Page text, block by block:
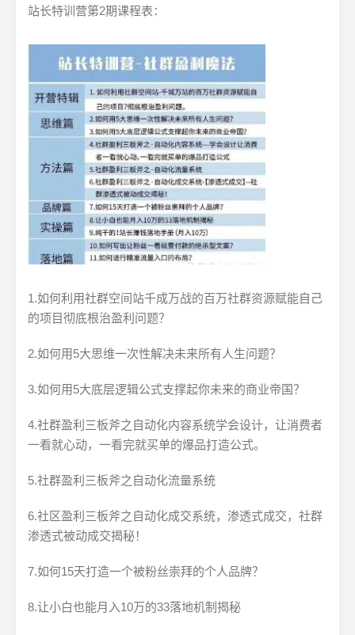
站长特训营第2期课程表：
1.如何利用社群空间站千成万战的百万社群资源赋能自己
的项目彻底根治盈利问题？
2.如何用5大思维一次性解决未来所有人生问题？
3.如何用5大底层逻辑公式支撑起你未来的商业帝国？
4.社群盈利三板斧之自动化内容系统学会设计，让消费者
一看就心动，一看完就买单的爆品打造公式。
5.社群盈利三板斧之自动化流量系统
6.社区盈利三板斧之自动化成交系统，渗透式成交，社群
渗透式被动成交揭秘！
7.如何15天打造一个被粉丝崇拜的个人品牌？
8.让小白也能月入10万的33落地机制揭秘